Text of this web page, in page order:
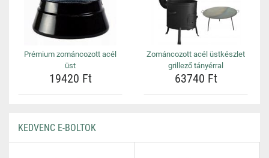
Prémium zománcozott acél
üst
19420 Ft
Zománcozott acél üstkészlet
grillező tányérral
63740 Ft
KEDVENC E-BOLTOK